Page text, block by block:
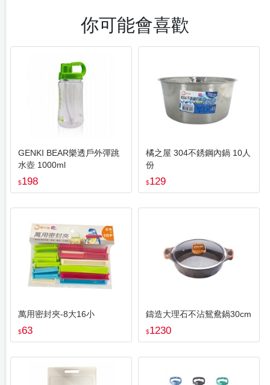
你可能會喜歡
GENKI BEAR樂透戶外彈跳
水壺 1000ml
$198
橘之屋 304不銹鋼內鍋 10人
份
$129
萬用密封夾-8大16小
$63
鑄造大理石不沾鴛鴦鍋30cm
$1230